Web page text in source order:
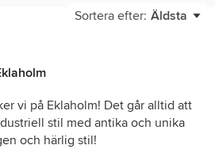
och skönt på vintern
skönt varma sommardagar.
Sortera efter: Äldsta
vi på Eklaholm! Det går alltid att
stil med antika och unika
och härlig stil!